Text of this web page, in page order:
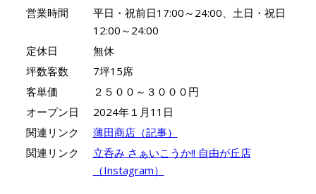
営業時間
平日・祝前日17:00～24:00、土日・祝日
12:00～24:00
定休日
無休
坪数客数
7坪15席
客単価
２５００～３０００円
オープン日
2024年１月11日
関連リンク
薄田商店（記事）
関連リンク
立呑み さぁいこうか!! 自由が丘店
（Instagram）